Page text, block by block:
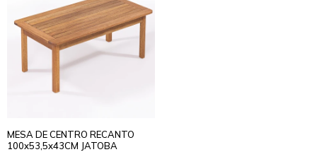
MESA DE CENTRO RECANTO
100x53,5x43CM JATOBA